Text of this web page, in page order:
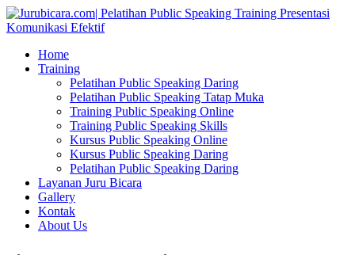
Home
Training
Pelatihan Public Speaking Daring
Pelatihan Public Speaking Tatap Muka
Training Public Speaking Online
Training Public Speaking Skills
Kursus Public Speaking Online
Kursus Public Speaking Daring
Pelatihan Public Speaking Daring
Layanan Juru Bicara
Gallery
Kontak
About Us